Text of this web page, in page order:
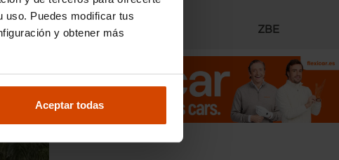
uso. Puedes modificar tus
y obtener más
Aceptar todas
grandes
SUV
Radares ZBE